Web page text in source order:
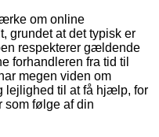
om online
grundet at det typisk er
respekterer gældende
forhandleren fra tid til
megen viden om
lejlighed til at få hjælp, for
som følge af din